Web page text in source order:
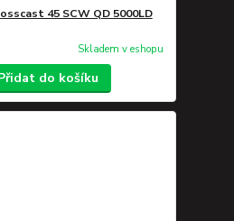
45 SCW QD 5000LD
Skladem v eshopu
do košíku